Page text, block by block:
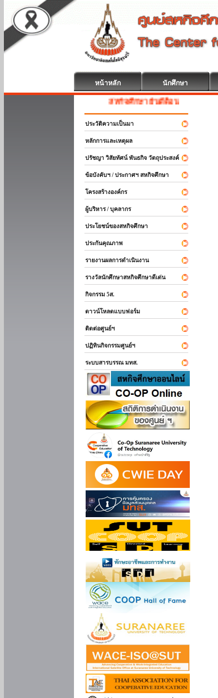
หน้าหลัก นักศึกษา
สหกิจศึกษา ยินดีต้อนรับ
ประวัติความเป็นมา
หลักการและเหตุผล
ปรัชญา วิสัยทัศน์ พันธกิจ วัตถุประสงค์
ข้อบังคับฯ / ประกาศฯ สหกิจศึกษา
โครงสร้างองค์กร
ผู้บริหาร / บุคลากร
ประโยชน์ของสหกิจศึกษา
ประกันคุณภาพ
รายงานผลการดำเนินงาน
รางวัลนักศึกษาสหกิจศึกษาดีเด่น
กิจกรรม 5ส.
ดาวน์โหลดแบบฟอร์ม
ติดต่อศูนย์ฯ
ปฏิทินกิจกรรมศูนย์ฯ
ระบบสารบรรณ มทส.